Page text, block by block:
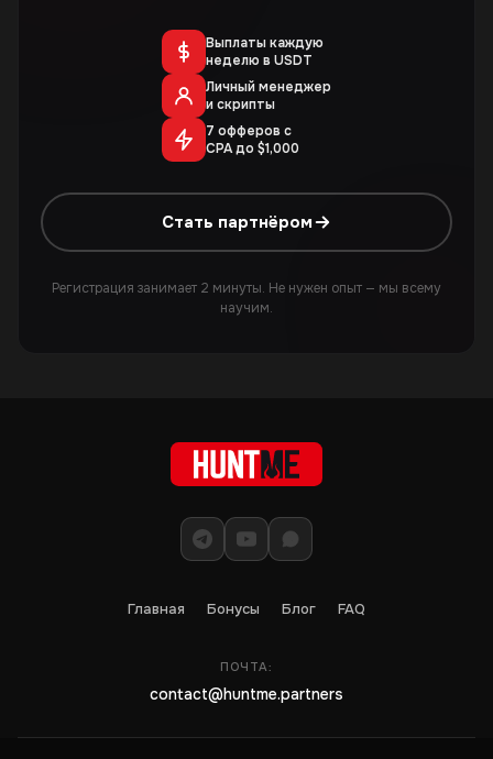
Выплаты каждую
неделю в USDT
Личный менеджер
и скрипты
7 офферов с
CPA до $1,000
Стать партнёром
Регистрация занимает 2 минуты. Не нужен опыт — мы всему
научим.
Главная Бонусы Блог FAQ
ПОЧТА:
contact@huntme.partners